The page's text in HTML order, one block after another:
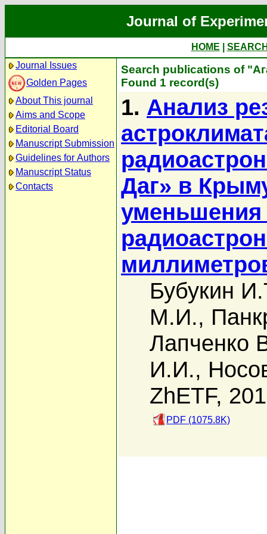
Journal of
HOME
Journal Issues
Golden Pages
About This journal
Aims and Scope
Editorial Board
Manuscript Submission
Guidelines for Authors
Manuscript Status
Contacts
Search publications of
Found 1 record(s)
1. Анализ
Даг» в
Бубукин
М.И.,
Лапченко
И.И.,
ZhETF,
PDF (1075.8K)